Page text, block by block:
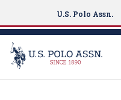
U.S. Polo Assn.